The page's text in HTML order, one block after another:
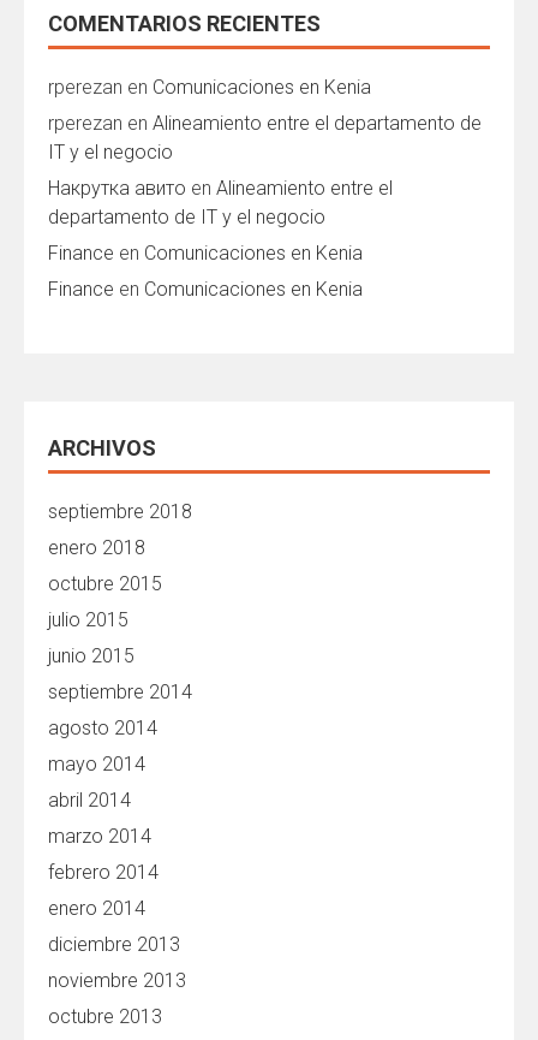
COMENTARIOS RECIENTES
rperezan en Comunicaciones en Kenia
rperezan en Alineamiento entre el departamento de
IT y el negocio
Накрутка авито en Alineamiento entre el
departamento de IT y el negocio
Finance en Comunicaciones en Kenia
Finance en Comunicaciones en Kenia
ARCHIVOS
septiembre 2018
enero 2018
octubre 2015
julio 2015
junio 2015
septiembre 2014
agosto 2014
mayo 2014
abril 2014
marzo 2014
febrero 2014
enero 2014
diciembre 2013
noviembre 2013
octubre 2013